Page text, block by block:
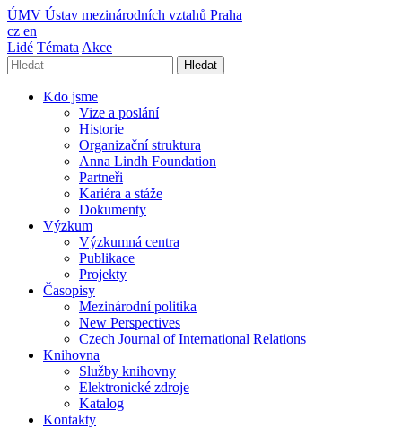
ÚMV Ústav mezinárodních vztahů Praha
cz en
Lidé Témata Akce
Hledat
Kdo jsme
Vize a poslání
Historie
Organizační struktura
Anna Lindh Foundation
Partneři
Kariéra a stáže
Dokumenty
Výzkum
Výzkumná centra
Publikace
Projekty
Časopisy
Mezinárodní politika
New Perspectives
Czech Journal of International Relations
Knihovna
Služby knihovny
Elektronické zdroje
Katalog
Kontakty